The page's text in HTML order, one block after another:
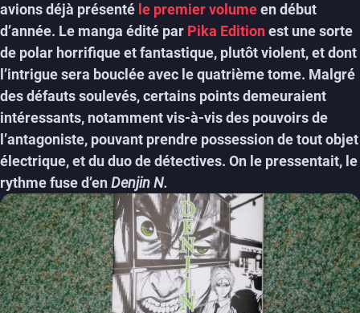
avions déjà présenté le premier volumeen début
d’année. Le manga édité par Pika Editionest une sorte
de polar horrifique et fantastique, plutôt violent, et dont
l’intrigue sera bouclée avec le quatrième tome. Malgré
des défauts soulevés, certains points demeuraient
intéressants, notamment vis-à-vis des pouvoirs de
l’antagoniste, pouvant prendre possession de tout objet
électrique, et du duo de détectives. On le pressentait, le
rythme fuse d’enDenjin N.